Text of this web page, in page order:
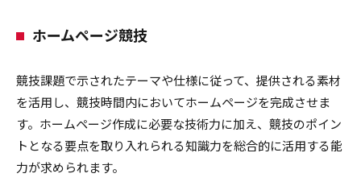
ホームページ競技
競技課題で示されたテーマや仕様に従って、提供される素材
を活用し、競技時間内においてホームページを完成させま
す。ホームページ作成に必要な技術力に加え、競技のポイン
トとなる要点を取り入れられる知識力を総合的に活用する能
力が求められます。